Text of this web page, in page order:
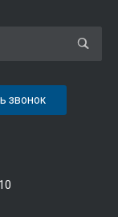
звонок